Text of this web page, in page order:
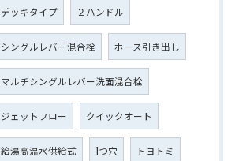
デッキタイプ ２ハンドル
シングルレバー混合栓 ホース引き出し
マルチシングルレバー洗面混合栓
ジェットフロー クイックオート
給湯高温水供給式 1つ穴 トヨトミ